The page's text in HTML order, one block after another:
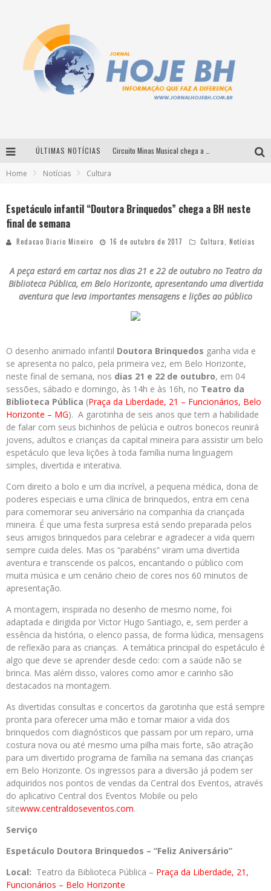
ÚLTIMAS NOTÍCIAS
Home Notícias Cultura
Espetáculo infantil “Doutora Brinquedos” chega a BH neste
final de semana
Redacao Diario Mineiro 16 de outubro de 2017 Cultura Notícias
A peça estará em cartaz nos dias 21 e 22 de outubro no Teatro da
Biblioteca Pública, em Belo Horizonte, apresentando uma divertida
aventura que leva importantes mensagens e lições ao público
O desenho animado infantil Doutora Brinquedos ganha vida e
se apresenta no palco, pela primeira vez, em Belo Horizonte,
neste final de semana, nos dias 21 e 22 de outubro, em 04
sessões, sábado e domingo, às 14h e às 16h, no Teatro da
Biblioteca Pública (Praça da Liberdade, 21 – Funcionários, Belo
Horizonte – MG). A garotinha de seis anos que tem a habilidade
de falar com seus bichinhos de pelúcia e outros bonecos reunirá
jovens, adultos e crianças da capital mineira para assistir um belo
espetáculo que leva lições à toda família numa linguagem
simples, divertida e interativa.
Com direito a bolo e um dia incrível, a pequena médica, dona de
poderes especiais e uma clínica de brinquedos, entra em cena
para comemorar seu aniversário na companhia da criançada
mineira. É que uma festa surpresa está sendo preparada pelos
seus amigos brinquedos para celebrar e agradecer a vida quem
sempre cuida deles. Mas os “parabéns” viram uma divertida
aventura e transcende os palcos, encantando o público com
muita música e um cenário cheio de cores nos 60 minutos de
apresentação.
A montagem, inspirada no desenho de mesmo nome, foi
adaptada e dirigida por Victor Hugo Santiago, e, sem perder a
essência da história, o elenco passa, de forma lúdica, mensagens
de reflexão para as crianças. A temática principal do espetáculo é
algo que deve se aprender desde cedo: com a saúde não se
brinca. Mas além disso, valores como amor e carinho são
destacados na montagem.
As divertidas consultas e concertos da garotinha que está sempre
pronta para oferecer uma mão e tornar maior a vida dos
brinquedos com diagnósticos que passam por um reparo, uma
costura nova ou até mesmo uma pilha mais forte, são atração
para um divertido programa de família na semana das crianças
em Belo Horizonte. Os ingressos para a diversão já podem ser
adquiridos nos pontos de vendas da Central dos Eventos, através
do aplicativo Central dos Eventos Mobile ou pelo
sitewww.centraldoseventos.com.
Serviço
Espetáculo Doutora Brinquedos – “Feliz Aniversário”
Local: Teatro da Biblioteca Pública – Praça da Liberdade, 21,
Funcionários – Belo Horizonte